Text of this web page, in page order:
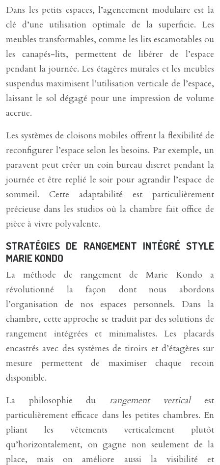
Dans les petits espaces, l’agencement modulaire est la
clé d’une utilisation optimale de la superficie. Les
meubles transformables, comme les lits escamotables ou
les canapés-lits, permettent de libérer de l’espace
pendant la journée. Les étagères murales et les meubles
suspendus maximisent l’utilisation verticale de l’espace,
laissant le sol dégagé pour une impression de volume
accrue.
Les systèmes de cloisons mobiles offrent la flexibilité de
reconfigurer l’espace selon les besoins. Par exemple, un
paravent peut créer un coin bureau discret pendant la
journée et être replié le soir pour agrandir l’espace de
sommeil. Cette adaptabilité est particulièrement
précieuse dans les studios où la chambre fait office de
pièce à vivre polyvalente.
STRATÉGIES DE RANGEMENT INTÉGRÉ STYLE
MARIE KONDO
La méthode de rangement de Marie Kondo a
révolutionné la façon dont nous abordons
l’organisation de nos espaces personnels. Dans la
chambre, cette approche se traduit par des solutions de
rangement intégrées et minimalistes. Les placards
encastrés avec des systèmes de tiroirs et d’étagères sur
mesure permettent de maximiser chaque recoin
disponible.
La philosophie du rangement verticalest
particulièrement efficace dans les petites chambres. En
pliant les vêtements verticalement plutôt
qu’horizontalement, on gagne non seulement de la
place, mais on améliore aussi la visibilité et